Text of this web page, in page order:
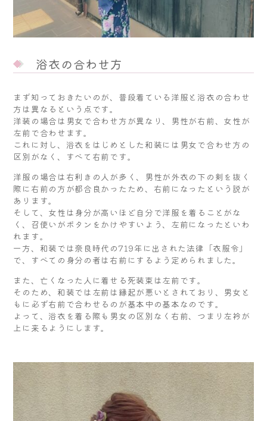
浴衣の合わせ方
まず知っておきたいのが、普段着ている洋服と浴衣の合わせ
方は異なるという点です。
洋装の場合は男女で合わせ方が異なり、男性が右前、女性が
左前で合わせます。
これに対し、浴衣をはじめとした和装には男女で合わせ方の
区別がなく、すべて右前です。
洋服の場合は右利きの人が多く、男性が外衣の下の剣を抜く
際に右前の方が都合良かったため、右前になったという説が
あります。
そして、女性は身分が高いほど自分で洋服を着ることがな
く、召使いがボタンをかけやすいよう、左前になったといわ
れます。
一方、和装では奈良時代の719年に出された法律「衣服令」
で、すべての身分の者は右前にするよう定められました。
また、亡くなった人に着せる死装束は左前です。
そのため、和装では左前は縁起が悪いとされており、男女と
もに必ず右前で合わせるのが基本中の基本なのです。
よって、浴衣を着る際も男女の区別なく右前、つまり左衿が
上に来るようにします。